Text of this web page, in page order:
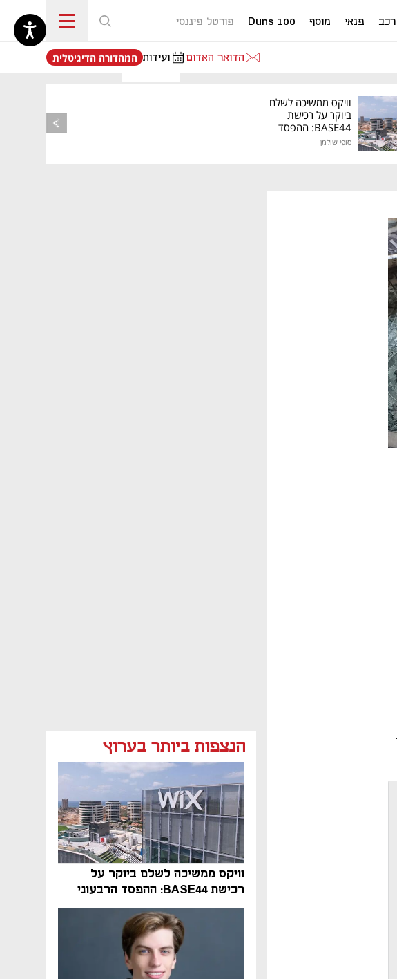
רכב פנאי מוסף Duns 100 פורטל פיננסי
הדואר האדום ועידות
נפתח בכרטיסייה חדשה
המהדורה הדיגיטלית
וויקס ממשיכה לשלם
ביוקר על רכישת
BASE44: ההפסד
סופי שולמן
הנצפות ביותר בערוץ
וויקס ממשיכה לשלם ביוקר על
רכישת BASE44: ההפסד הרבעוני
זינק ל-76 מיליון דולר